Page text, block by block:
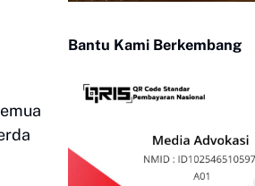
Bantu Kami Berkembang